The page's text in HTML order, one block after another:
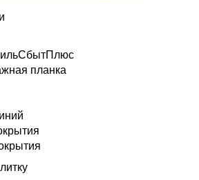
планка